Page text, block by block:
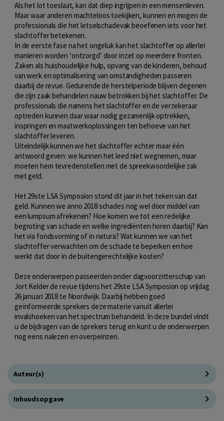
Als het lot toeslaat, kan dat diep ingrijpen in een mensenleven.
Maar waar anderen machteloos toekijken, kunnen en mogen de
professionals die het letselschadevak beoefenen iets voor het
slachtoffer betekenen.
In de eerste fase na het ongeluk kan het slachtoffer op allerlei
manieren worden ‘ontzorgd’ door inzet op meerdere fronten.
Zaken als huishoudelijke hulp, opvang van de kinderen, behoud
van werk en optimalisering van omstandigheden passeren
daarbij de revue. Gedurende de herstelperiode blijven degenen
die zijn zaak behandelen nauw betrokken bij het slachtoffer. De
professionals die namens het slachtoffer en de verzekeraar
optreden kunnen daar waar nodig gezamenlijk optrekken,
inspringen en maatwerkoplossingen ten behoeve van het
slachtoffer leveren.
Uiteindelijk kunnen we het slachtoffer echter maar één
antwoord geven: we kunnen het leed niet wegnemen, maar
moeten hem tevredenstellen met de spreekwoordelijke zak
met geld.
Het 29ste LSA Symposion stond dit jaar in het teken van dat
geld. Kunnen we anno 2018 schades nog wel door middel van
een lumpsum afrekenen? Hoe komen we tot een redelijke
begroting van schade en welke ingrediënten horen daarbij? Kan
het via fondsvorming of in natura? Wat kunnen we van het
slachtoffer verwachten om de schade te beperken en hoe
werkt dat door in de buitengerechtelijke kosten?
Deze onderwerpen passeerden onder dagvoorzitterschap van
Jort Kelder de revue tijdens het 29ste LSA Symposion op vrijdag
26 januari 2018 te Noordwijk. Daarbij hebben goed
geïnformeerde sprekers deze materie vanuit allerlei
invalshoeken van het spectrum behandeld. In deze bundel vindt
u de bijdragen van de sprekers terug en kunt u de onderwerpen
nog eens nalezen en overpeinzen.
Auteur(s)
Inhoudsopgave